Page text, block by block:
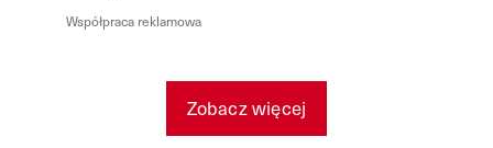
Współpraca reklamowa
Zobacz więcej